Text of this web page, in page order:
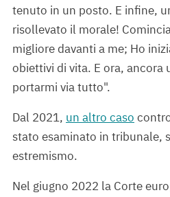
tenuto in un posto. E infine,
risollevato il morale!
migliore davanti a me; Ho
obiettivi di vita. E ora, ancora
portarmi via tutto".
Dal 2021, un altro caso
stato esaminato in tribunale,
estremismo.
Nel giugno 2022 la Corte